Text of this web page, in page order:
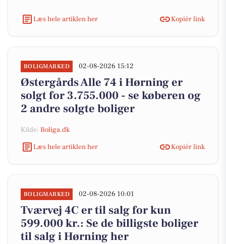
Læs hele artiklen her Kopiér link
BOLIGMARKED 02-08-2026 15:12
Østergårds Alle 74 i Hørning er
solgt for 3.755.000 - se køberen og
2 andre solgte boliger
Kilde: Boliga.dk
Læs hele artiklen her
Kopiér link
BOLIGMARKED 02-08-2026 10:01
Tværvej 4C er til salg for kun
599.000 kr.: Se de billigste boliger
til salg i Hørning her